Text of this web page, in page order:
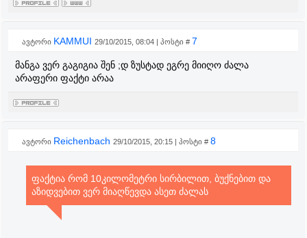
ავტორი KAMMUI 29/10/2015, 08:04 | პოსტი # 7
მანგა ვერ გაგიგია შენ ;დ ზუსტად ეგრე მიიღო ძალა
არაფერი ფაქტი არაა
ავტორი Reichenbach 29/10/2015, 20:15 | პოსტი # 8
ფაქტიარომ 10კილომეტრი სირბილით, ბუქნებით და
აზიდვებით ვერ მიაღწევდა ასეთ ძალას